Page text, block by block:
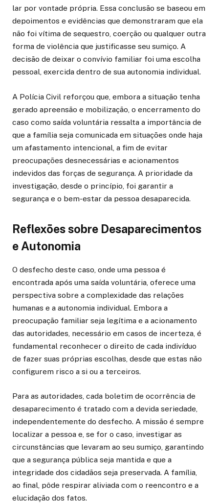
lar por vontade própria. Essa conclusão se baseou em
depoimentos e evidências que demonstraram que ela
não foi vítima de sequestro, coerção ou qualquer outra
forma de violência que justificasse seu sumiço. A
decisão de deixar o convívio familiar foi uma escolha
pessoal, exercida dentro de sua autonomia individual.
A Polícia Civil reforçou que, embora a situação tenha
gerado apreensão e mobilização, o encerramento do
caso como saída voluntária ressalta a importância de
que a família seja comunicada em situações onde haja
um afastamento intencional, a fim de evitar
preocupações desnecessárias e acionamentos
indevidos das forças de segurança. A prioridade da
investigação, desde o princípio, foi garantir a
segurança e o bem-estar da pessoa desaparecida.
Reflexões sobre Desaparecimentos
e Autonomia
O desfecho deste caso, onde uma pessoa é
encontrada após uma saída voluntária, oferece uma
perspectiva sobre a complexidade das relações
humanas e a autonomia individual. Embora a
preocupação familiar seja legítima e a acionamento
das autoridades, necessário em casos de incerteza, é
fundamental reconhecer o direito de cada indivíduo
de fazer suas próprias escolhas, desde que estas não
configurem risco a si ou a terceiros.
Para as autoridades, cada boletim de ocorrência de
desaparecimento é tratado com a devida seriedade,
independentemente do desfecho. A missão é sempre
localizar a pessoa e, se for o caso, investigar as
circunstâncias que levaram ao seu sumiço, garantindo
que a segurança pública seja mantida e que a
integridade dos cidadãos seja preservada. A família,
ao final, pôde respirar aliviada com o reencontro e a
elucidação dos fatos.